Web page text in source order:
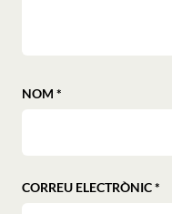
NOM *
CORREU ELECTRÒNIC*